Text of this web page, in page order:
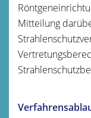
Mitteilung